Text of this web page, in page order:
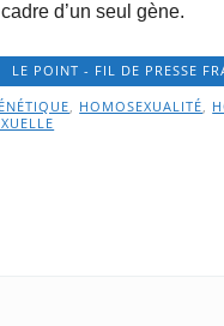
d’un seul gène.
LE POINT - FIL DE PRESSE
, HOMOSEXUALITÉ,